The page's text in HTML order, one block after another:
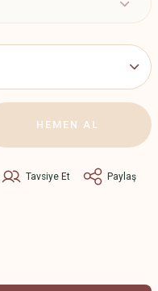
HEMEN AL
Tavsiye Et Paylaş